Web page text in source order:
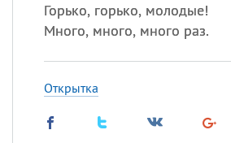
Горько, горько, молодые!
Много, много, много раз.
Открытка